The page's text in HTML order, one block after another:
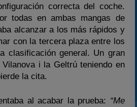
correcta del coche.
todas en ambas mangas de
alcanzar a los más rápidos y
con la tercera plaza entre los
clasificación general. Un gran
i la Geltrú teniendo en
la cita.
al acabar la prueba: “Me